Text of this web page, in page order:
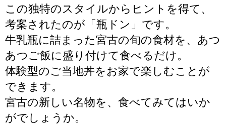
この独特のスタイルからヒントを得て、
考案されたのが「瓶ドン」です。
牛乳瓶に詰まった宮古の旬の食材を、あつ
あつご飯に盛り付けて食べるだけ。
体験型のご当地丼をお家で楽しむことが
できます。
宮古の新しい名物を、食べてみてはいか
がでしょうか。